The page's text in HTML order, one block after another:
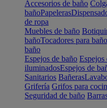
Accesorios de baño
bañoPapeleras
de ropa
Muebles de baño
bañoTocadores para baño
baño
Espejos de baño Espejos
iluminadosEspejos de
Sanitarios Bañeras
Grifería Grifos para
Seguridad de baño